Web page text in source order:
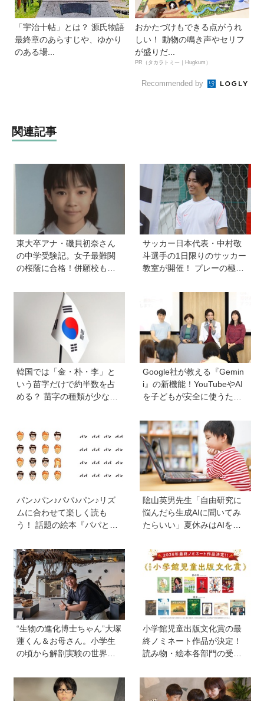
「宇治十帖」とは？ 源氏物語
最終章のあらすじや、ゆかり
のある場...
おかたづけもできる点がうれ
しい！ 動物の鳴き声やセリフ
が盛りだ...
PR（タカラトミー｜Hugkum）
Recommended by
関連記事
東大卒アナ・磯貝初奈さん
の中学受験記。女子最難関
の桜蔭に合格！併願校も魅
声かけは「睡眠が何より大
事」「勉強イヤならしなく
ていいよ」
サッカー日本代表・中村敬
斗選手の1日限りのサッカー
教室が開催！ プレーの極意
学びと笑顔あふれる大盛況
韓国では「金・朴・李」と
いう苗字だけで約半数を占
める？ 苗字の種類が少ない
Google社が教える『Gemin
i』の新機能！YouTubeやAI
を子どもが安全に使うため
教育チャンネルなど、家庭
で使うポイントとは？
パン♪パン♪パパ♪パン♪リズ
ムに合わせて楽しく読も
う！ 話題の絵本『パパとパ
ット・サニーブックスさん
に聞く子育てと絵本づくり
のお話
隂山英男先生「自由研究に
悩んだら生成AIに聞いてみ
たらいい」夏休みはAIを活
今しかできないことをして
ほしい
“生物の進化博士ちゃん”大塚
蓮くん＆お母さん。小学生
の頃から解剖実験の世界に
近いワニを研究。「興味の
種まきはエンタメから」
小学館児童出版文化賞の最
終ノミネート作品が決定！
読み物・絵本各部門の受賞